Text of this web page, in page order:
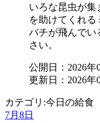
いろな昆虫が集
を助けてくれ
バチが飛んでい
さい。
公開日：2026年
更新日：2026年
カテゴリ:今日の給食
7月8日